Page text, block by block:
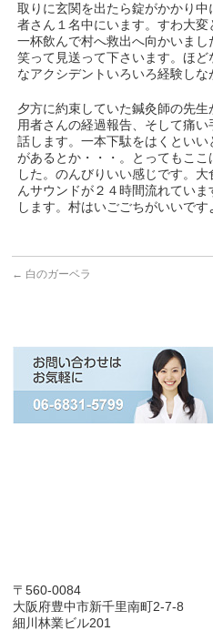
取りに玄関を出たら錠がかかり
者さん１名中にいます。すわ大
一杯飲んで村へ救出へ向かいまし
笑って見送って下さいます。ほ
なアクシデントいろいろ経験しな
夕方に約束していた鍼灸師の先
用者さんの経過報告、そして痛
話します。一本下駄をはくとい
があるとか・・・。とってもこ
した。のんびりいい感じです。
んサウンドが２４時間流れてい
します。村はいごごちがいいです
← 白のガーベラ
〒560-0084
大阪府豊中市新千里南町2-7-8
細川林業ビル201